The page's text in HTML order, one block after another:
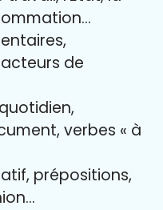
de
verbes « à
prépositions,